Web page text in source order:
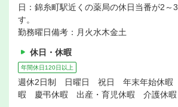
日：錦糸町駅近くの薬局の休日当番が2～
す。
勤務曜日備考：月火水木金土
休日・休暇
年間休日120日以上
週休2日制 日曜日 祝日 年末年始休
暇 慶弔休暇 出産・育児休暇 介護休暇